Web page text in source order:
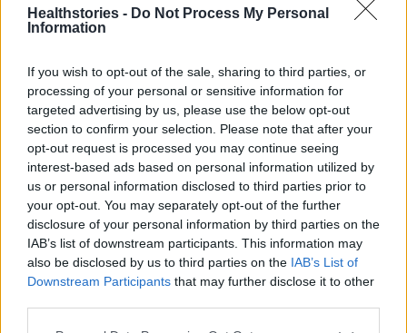
Healthstories - Do Not Process My Personal
Information
If you wish to opt-out of the sale, sharing to third parties, or
processing of your personal or sensitive information for
targeted advertising by us, please use the below opt-out
section to confirm your selection. Please note that after your
opt-out request is processed you may continue seeing
interest-based ads based on personal information utilized by
us or personal information disclosed to third parties prior to
your opt-out. You may separately opt-out of the further
disclosure of your personal information by third parties on the
IAB’s list of downstream participants. This information may
also be disclosed by us to third parties on the IAB’s List of
Downstream Participants that may further disclose it to other
στεγάζει πανεπιστημιακές εγκαταστάσεις
διδασκαλίας και έρευνας, καθώς και
Ο Υπουργός Υγείας Άδωνις Γεωργιάδης, αφού
επιθεώρησε τις εργασίες και την πρόοδο του
έργου έκανε την ακόλουθη δήλωση:
«Αυτό θα είναι το ωραιότερο νοσοκομείο στην
Ελλάδα, ίσως ένα από τα ωραιότερα
νοσοκομεία του κόσμου και είναι δική μας
ευθύνη να το στελεχώσουμε με το κατάλληλο